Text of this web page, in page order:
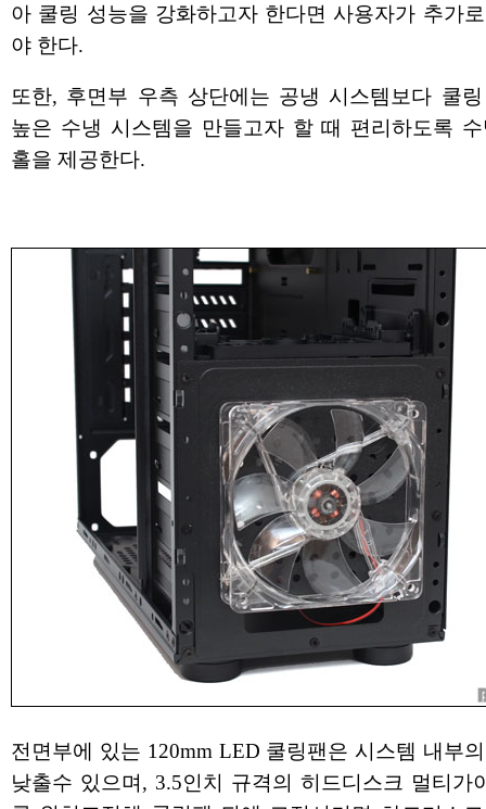
아 쿨링 성능을 강화하고자 한다면 사용자가 추가
야 한다.
또한, 후면부 우측 상단에는 공냉 시스템보다 쿨
높은 수냉 시스템을 만들고자 할 때 편리하도록
홀을 제공한다.
전면부에 있는 120mm LED 쿨링팬은 시스템 내부
낮출수 있으며, 3.5인치 규격의 히드디스크 멀티가